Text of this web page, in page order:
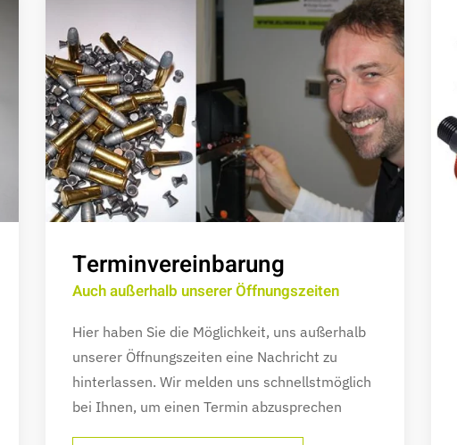
Terminvereinbarung
Auch außerhalb unserer Öffnungszeiten
Hier haben Sie die Möglichkeit, uns außerhalb
unserer Öffnungszeiten eine Nachricht zu
hinterlassen. Wir melden uns schnellstmöglich
bei Ihnen, um einen Termin abzusprechen